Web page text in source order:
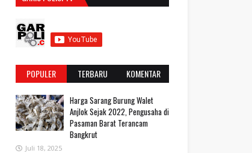
POPULER TERBARU KOMENTAR
Harga Sarang Burung Walet
Anjlok Sejak 2022, Pengusaha di
Pasaman Barat Terancam
Bangkrut
Juli 18, 2025